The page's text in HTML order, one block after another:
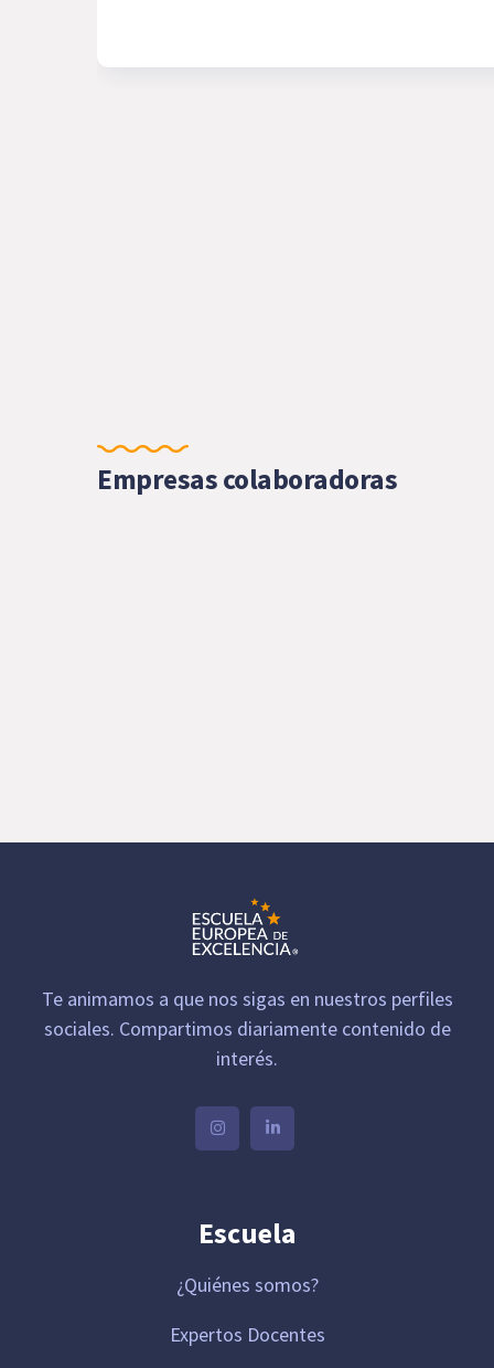
Empresas colaboradoras
Te animamos a que nos sigas en nuestros perfiles
sociales. Compartimos diariamente contenido de
interés.
Escuela
¿Quiénes somos?
Expertos Docentes